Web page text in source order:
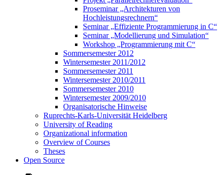
Proseminar „Architekturen von
Hochleistungsrechnern“
Seminar „Effiziente Programmierung in C“
Seminar „Modellierung und Simulation“
Workshop „Programmierung mit C“
Sommersemester 2012
Wintersemester 2011/2012
Sommersemester 2011
Wintersemester 2010/2011
Sommersemester 2010
Wintersemester 2009/2010
Organisatorische Hinweise
Ruprechts-Karls-Universität Heidelberg
University of Reading
Organizational information
Overview of Courses
Theses
Open Source